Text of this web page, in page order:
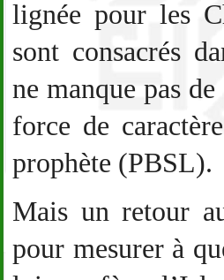
lignée pour les
sont consacrés
ne manque pas
force de
prophète (PBSL).
Mais un retour
pour mesurer à